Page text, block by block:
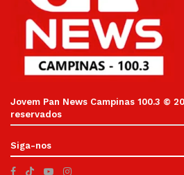
Jovem Pan News Campinas 100.3 ©
reservados
Siga-nos